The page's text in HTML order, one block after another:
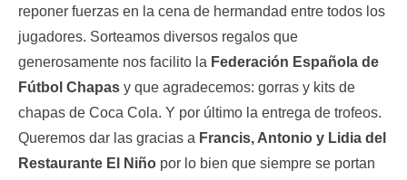
reponer fuerzas en la cena de hermandad entre todos los
jugadores. Sorteamos diversos regalos que
generosamente nos facilito la Federación Española de
Fútbol Chapas y que agradecemos: gorras y kits de
chapas de Coca Cola. Y por último la entrega de trofeos.
Queremos dar las gracias a Francis, Antonio y Lidia del
Restaurante El Niño por lo bien que siempre se portan